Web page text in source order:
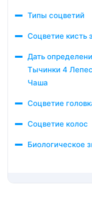
Типы соцветий
Соцветие кисть
Дать
Тычинки 4
Чаша
Соцветие
Соцветие колос
Биологическое